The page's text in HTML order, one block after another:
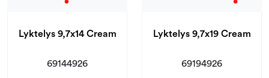
Lyktelys 9,7x14 Cream
69144926
Lyktelys 9,7x19 Cream
69194926